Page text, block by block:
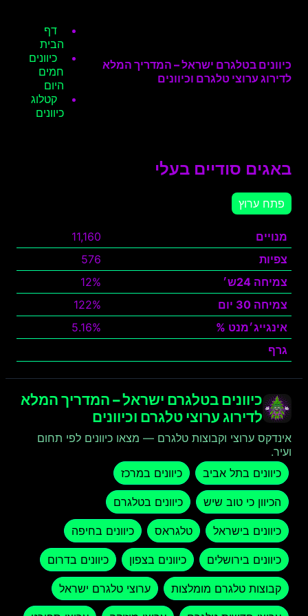
כיוונים בטלגרם ישראל – המדריך המלא
לדירוג ערוצי טלגרם וכיוונים
דף
הבית
כיוונים
חמים
היום
קטלוג
כיוונים
באגים סודיים בעלי
פתח ערוץ
מנויים
11,160
צפיות
576
צמיחה 24ש׳
12%
צמיחה 30 יום
122%
אינגייג׳מנט %
5.16%
גרף
כיוונים בטלגרם ישראל – המדריך המלא
לדירוג ערוצי טלגרם וכיוונים
אינדקס ערוצי וקבוצות טלגרם — מצאו כיוונים לפי תחום
ועיר.
כיוונים בתל אביב
כיוונים במרכז
הכיוון כי טוב שיש כיוונים בטלגרם
כיוונים בישראל טלגראס כיוונים בחיפה
כיוונים בירושלים כיוונים בצפון כיוונים בדרום
קבוצות טלגרם מומלצות ערוצי טלגרם ישראל